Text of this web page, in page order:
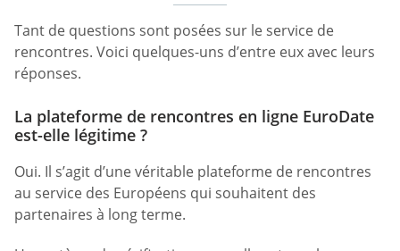
Tant de questions sont posées sur le service de
rencontres. Voici quelques-uns d’entre eux avec leurs
réponses.
La plateforme de rencontres en ligne EuroDate
est-elle légitime ?
Oui. Il s’agit d’une véritable plateforme de rencontres
au service des Européens qui souhaitent des
partenaires à long terme.